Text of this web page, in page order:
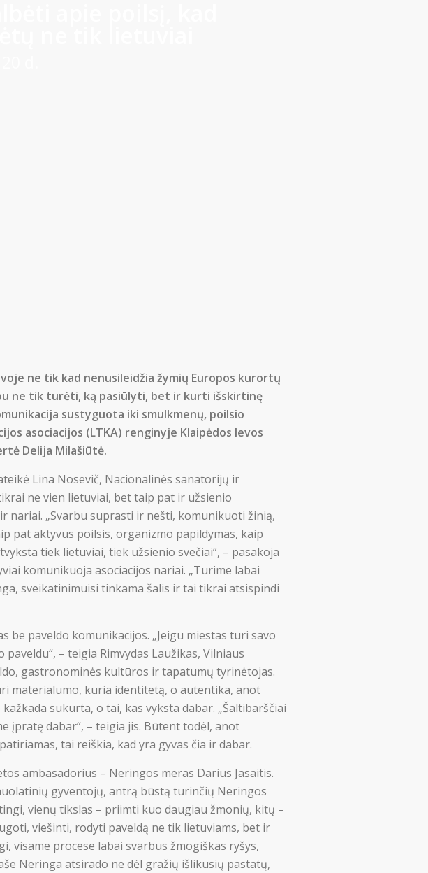
Mes
Apie RsV
Pamiršote slaptažodį?
Norite tapti nariu?
ne tik kad nenusileidžia žymių Europos kurortų
ne tik turėti, ką pasiūlyti, bet ir kurti išskirtinę
sustyguota iki smulkmenų, poilsio
asociacijos (LTKA) renginyje Klaipėdos Ievos
Delija Milašiūtė.
Lina Nosevič, Nacionalinės sanatorijų ir
ne vien lietuviai, bet taip pat ir užsienio
nariai. „Svarbu suprasti ir nešti, komunikuoti žinią,
pat aktyvus poilsis, organizmo papildymas, kaip
tiek lietuviai, tiek užsienio svečiai“, – pasakoja
komunikuoja asociacijos nariai. „Turime labai
sveikatinimuisi tinkama šalis ir tai tikrai atsispindi
paveldo komunikacijos. „Jeigu miestas turi savo
– teigia Rimvydas Laužikas, Vilniaus
gastronominės kultūros ir tapatumų tyrinėtojas.
materialumo, kuria identitetą, o autentika, anot
sukurta, o tai, kas vyksta dabar. „Šaltibarščiai
įpratę dabar“, – teigia jis. Būtent todėl, anot
tai reiškia, kad yra gyvas čia ir dabar.
ambasadorius – Neringos meras Darius Jasaitis.
gyventojų, antrą būstą turinčių Neringos
vienų tikslas – priimti kuo daugiau žmonių, kitų –
viešinti, rodyti paveldą ne tik lietuviams, bet ir
visame procese labai svarbus žmogiškas ryšys,
Neringa atsirado ne dėl gražių išlikusių pastatų,